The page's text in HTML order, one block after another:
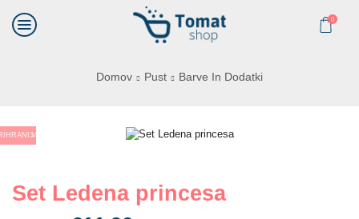
0
Domov Pust Barve In Dodatki
34%
Set Ledena princesa